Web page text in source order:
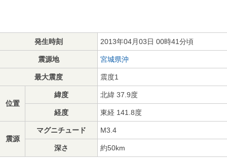
発生時刻 2013年04月03日 00時41分頃
震源地 宮城県沖
最大震度 震度1
位置
緯度 北緯 37.9度
経度 東経 141.8度
震源
マグニチュード M3.4
深さ 約50km